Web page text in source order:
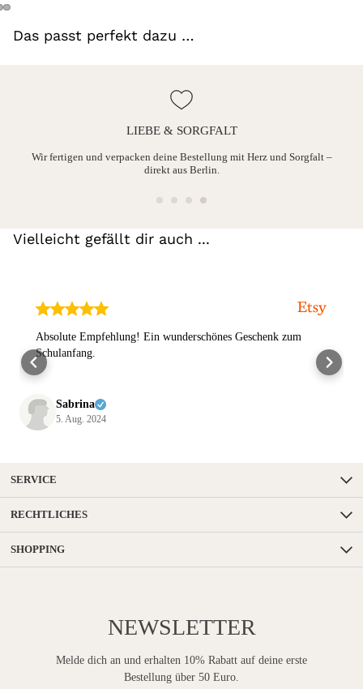
Das passt perfekt dazu …
LIEBE & SORGFALT
Wir fertigen und verpacken deine Bestellung mit Herz und Sorgfalt –
direkt aus Berlin.
Vielleicht gefällt dir auch ...
Absolute Empfehlung! Ein wunderschönes Geschenk zum
Schulanfang.
Sabrina
5. Aug. 2024
SERVICE
RECHTLICHES
SHOPPING
NEWSLETTER
Melde dich an und erhalten 10% Rabatt auf deine erste
Bestellung über 50 Euro.